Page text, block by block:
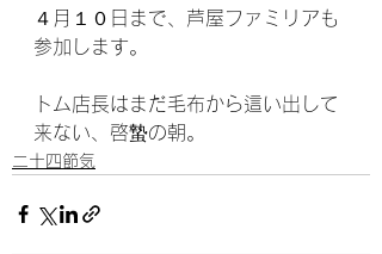
４月１０日まで、芦屋ファミリアも
参加します。
トム店長はまだ毛布から這い出して
来ない、啓蟄の朝。
二十四節気